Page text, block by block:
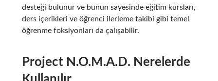
desteği bulunur ve bunun sayesinde eğitim kursları,
ders içerikleri ve öğrenci ilerleme takibi gibi temel
öğrenme foksiyonları da çalışabilir.
Project N.O.M.A.D. Nerelerde